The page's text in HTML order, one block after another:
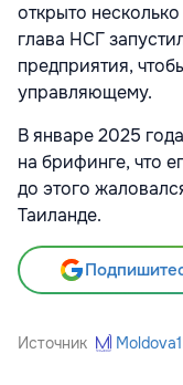
открыто
глава НСГ
предприятия,
управляющему.
В январе 2025
на брифинге, что
до этого
Таиланде.
Источник Moldova1